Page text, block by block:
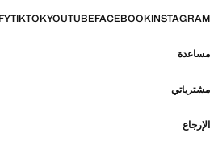
INSTAGRAM
FACEBOOK
YOUTUBE
TIKTOK
مساعدة
مشترياتي
الإرجاع